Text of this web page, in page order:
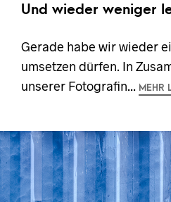
Und wieder weniger
Gerade habe wir wieder
umsetzen dürfen. In
unserer Fotografin... MEHR